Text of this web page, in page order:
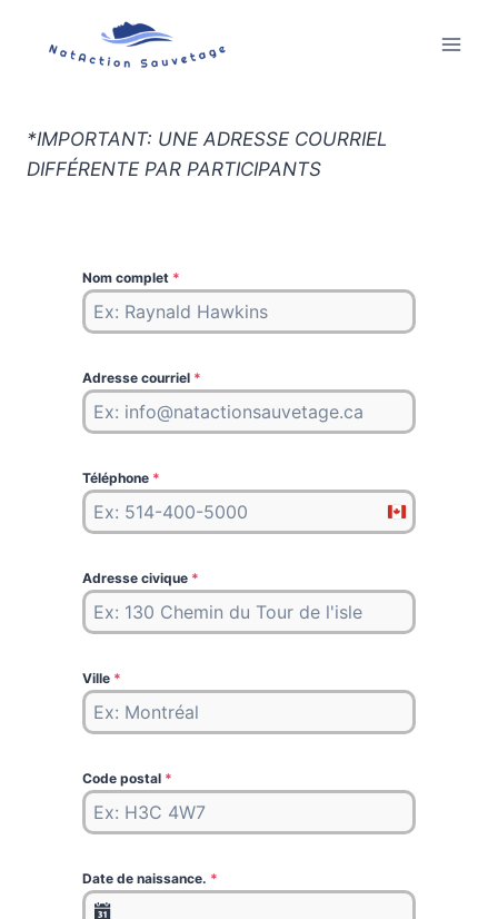
*IMPORTANT: UNE ADRESSE COURRIEL
DIFFÉRENTE PAR PARTICIPANTS
Nom complet *
Adresse courriel *
Téléphone *
C
d
+
1
Adresse civique *
Ville *
Code postal *
Date de naissance. *